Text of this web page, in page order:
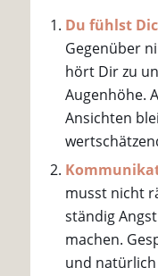
Du fühlst
Gegenüber
hört Dir zu
Augenhöhe.
Ansichten
musst nicht
ständig
machen.
und